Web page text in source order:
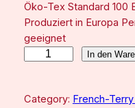
Öko-Tex Standard 100
Produziert in Europa
geeignet
-
In den
Category: French-